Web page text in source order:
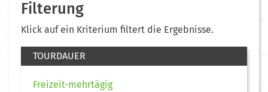
Filterung
Klick auf ein Kriterium filtert die Ergebnisse.
TOURDAUER
Freizeit-mehrtägig